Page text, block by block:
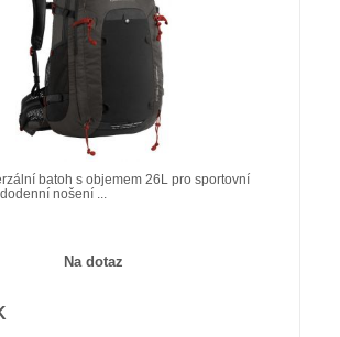
batoh s objemem 26L pro sportovní
nošení ...
Na dotaz